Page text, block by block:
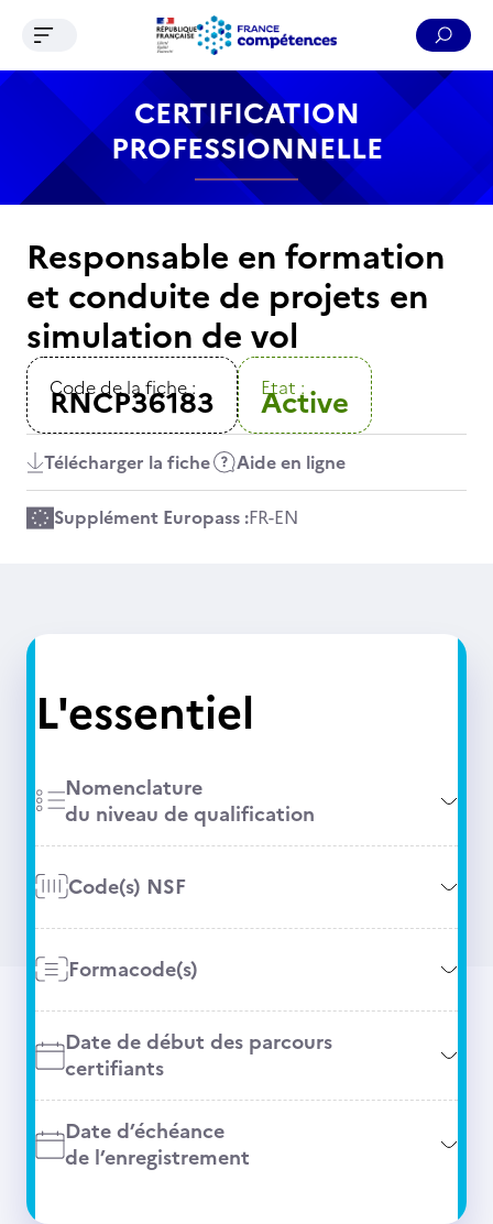
Contenu Recherche Menu Pied de page
Ouvrir le menu de navigation
CERTIFICATION
PROFESSIONNELLE
Responsable en formation
et conduite de projets en
simulation de vol
Code de la fiche :
RNCP36183 Etat :
Active
Télécharger la fiche Aide en ligne
Supplément Europass :FR-EN
L'essentiel
Nomenclature
du niveau de qualification
Code(s) NSF
Formacode(s)
Date de début des parcours
certifiants
Date d’échéance
de l’enregistrement